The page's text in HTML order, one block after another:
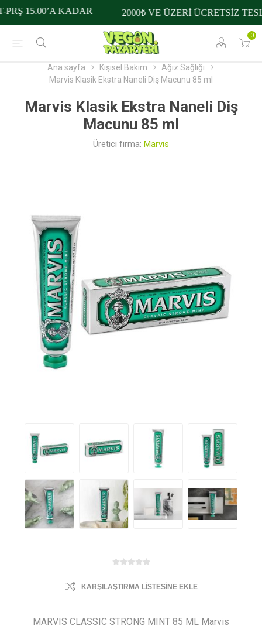
0
15.00’A KADAR 2000₺ VE ÜZERİ ÜCRETSİZ
Ana sayfa Kişisel Bakım
Ağız Sağlığı
Marvis Klasik Ekstra Naneli Diş Macunu 85 ml
Marvis Klasik Ekstra Naneli Diş
Macunu 85 ml
Üretici firma: Marvis
KARŞILAŞTIRMA LISTESINE EKLE
MARVIS CLASSIC STRONG MINT 85 ML Marvis